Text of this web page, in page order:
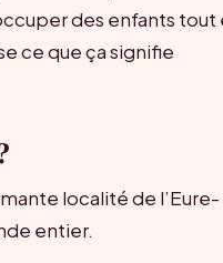
des enfants tout
ce que ça signifie
localité de l’Eure-
entier.